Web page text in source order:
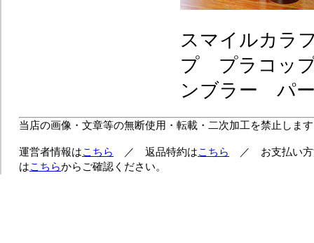
スマイルカ
プ プラコッ
ンブラー パ
当店の画像・文章等の無断使用・転載・二次加工を禁止しま
運営者情報はこちら ／ 返品特約はこちら
／ お支払い方
はこちらからご確認ください。